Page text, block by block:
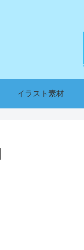
イラスト素材